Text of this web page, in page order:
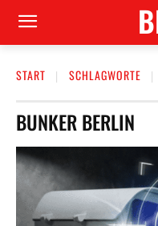
START SCHLAGWORTE
BUNKER BERLIN